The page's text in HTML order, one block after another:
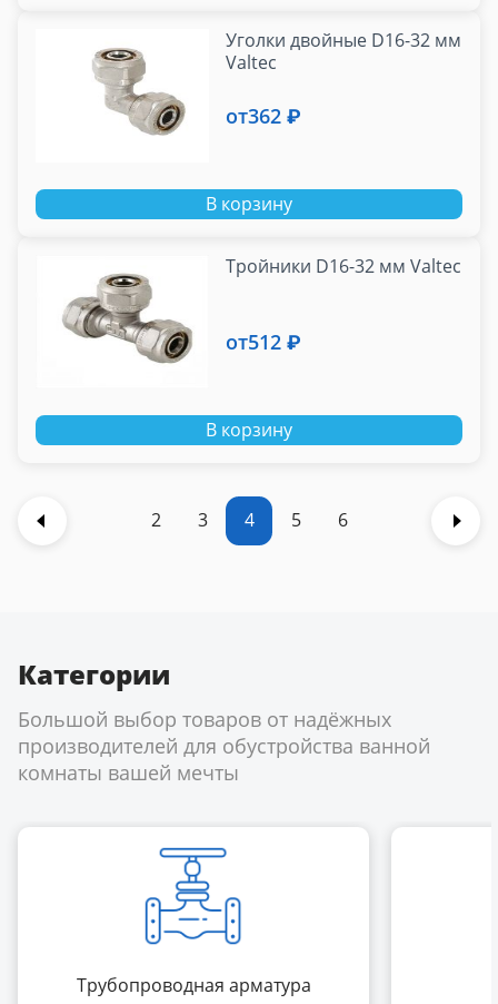
Уголки двойные D16-32 мм
Valtec
от362 ₽
В корзину
Тройники D16-32 мм Valtec
от512 ₽
В корзину
2 3 4 5 6
Категории
Большой выбор товаров от надёжных
производителей для обустройства ванной
комнаты вашей мечты
Трубопроводная арматура